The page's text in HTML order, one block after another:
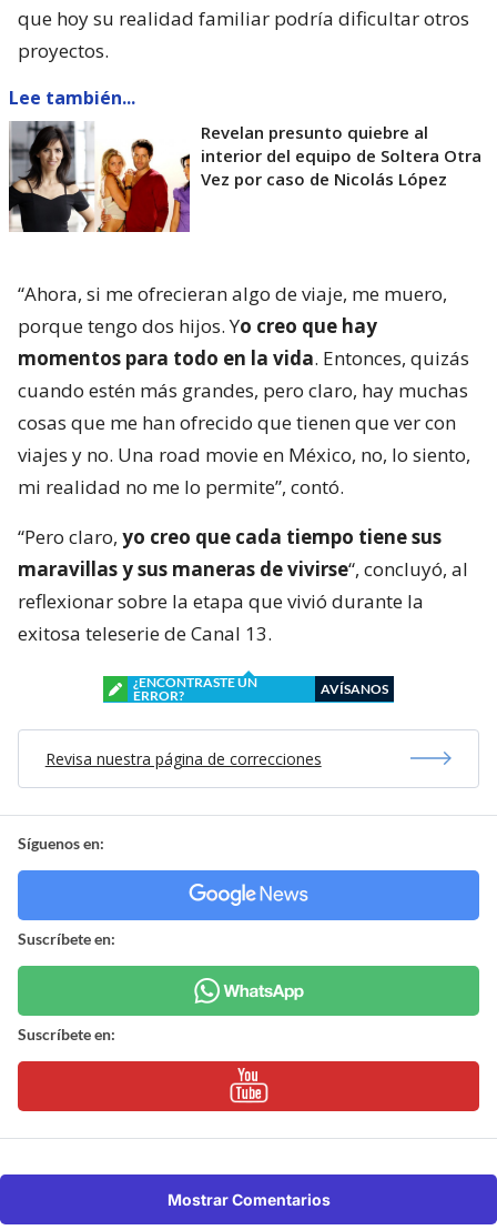
que hoy su realidad familiar podría dificultar otros
proyectos.
Lee también...
Revelan presunto quiebre al
interior del equipo de Soltera Otra
Vez por caso de Nicolás López
“Ahora, si me ofrecieran algo de viaje, me muero,
porque tengo dos hijos. Yo creo que hay
momentos para todo en la vida. Entonces, quizás
cuando estén más grandes, pero claro, hay muchas
cosas que me han ofrecido que tienen que ver con
viajes y no. Una road movie en México, no, lo siento,
mi realidad no me lo permite”, contó.
“Pero claro, yo creo que cada tiempo tiene sus
maravillas y sus maneras de vivirse“, concluyó, al
reflexionar sobre la etapa que vivió durante la
exitosa teleserie de Canal 13.
¿ENCONTRASTE UN
ERROR?
AVÍSANOS
Revisa nuestra página de correcciones
Síguenos en:
Suscríbete en:
Suscríbete en:
Mostrar Comentarios